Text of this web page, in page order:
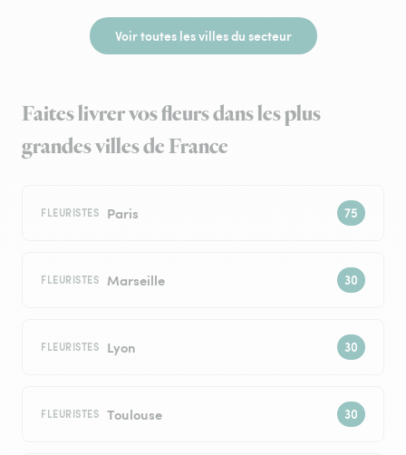
Voir toutes les villes du secteur
Faites livrer vos fleurs dans les plus
grandes villes de France
FLEURISTES Paris
FLEURISTES Marseille
FLEURISTES Lyon
FLEURISTES Toulouse